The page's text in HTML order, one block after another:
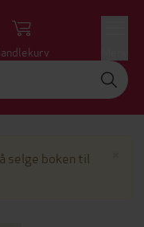
selge boken til